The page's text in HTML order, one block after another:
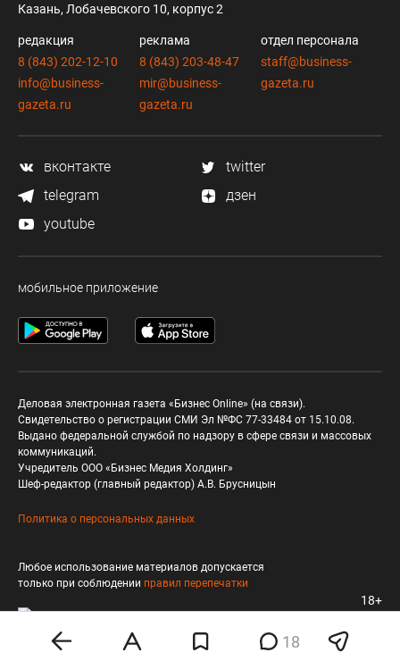
18
Казань, Лобачевского 10, корпус 2
редакция
8 (843) 202-12-10
info@business-
gazeta.ru
реклама
8 (843) 203-48-47
mir@business-
gazeta.ru
отдел персонала
staff@business-
gazeta.ru
вконтакте
twitter
telegram
дзен
youtube
мобильное приложение
Деловая электронная газета «Бизнес Online» (на связи).
Свидетельство о регистрации СМИ Эл №ФС 77-33484 от 15.10.08.
Выдано федеральной службой по надзору в сфере связи и массовых
коммуникаций.
Учредитель ООО «Бизнес Медия Холдинг»
Шеф-редактор (главный редактор) А.В. Брусницын
Политика о персональных данных
Любое использование материалов допускается
только при соблюдении правил перепечатки
18+